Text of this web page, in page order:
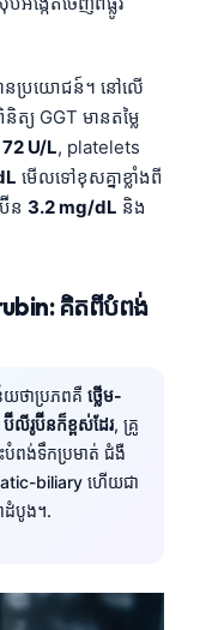
ានប្រយោជន៍។ នៅលើ
និត្យ GGT មានតម្លៃ
72 U/L, platelets
មើលទៅខុសគ្នាខ្លាំងពី
ន 3.2 mg/dL និង
គិតពីបំពង់
យថាប្រភពគឺ ថ្លើម-
ប៊ីលីរូប៊ីនក៏ខ្ពស់ដែរ, គ្រូ
ះបំពង់ទឹកប្រមាត់ ជំងឺ
biliary ហើយជា
ដំបូង។.